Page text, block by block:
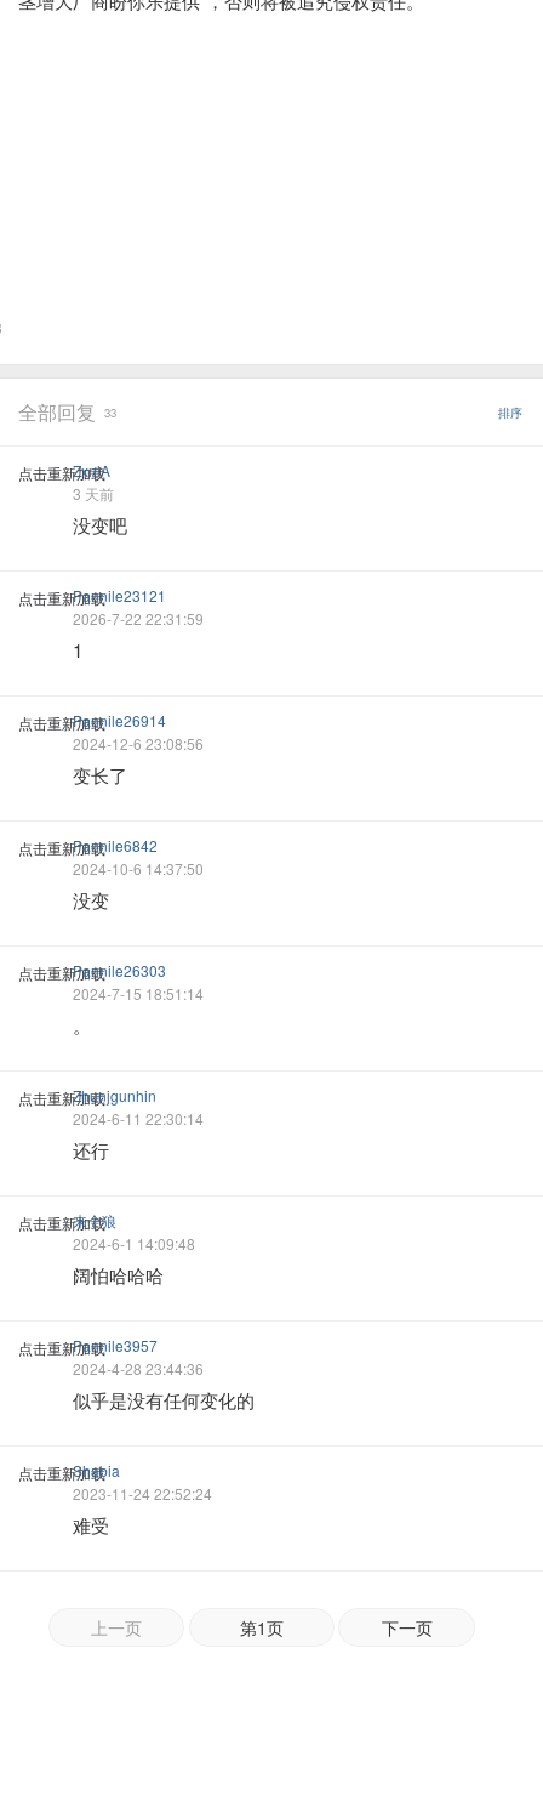
全部回复 33 排序
点击重新加载
ZxnlA
3 天前
没变吧
点击重新加载Pannile23121
2026-7-22 22:31:59
1
点击重新加载Pannile26914
2024-12-6 23:08:56
变长了
点击重新加载Pannile6842
2024-10-6 14:37:50
没变
点击重新加载Pannile26303
2024-7-15 18:51:14
。
点击重新加载Zhunjgunhin
2024-6-11 22:30:14
还行
点击重新加载
来个狼
2024-6-1 14:09:48
阔怕哈哈哈
点击重新加载Pannile3957
2024-4-28 23:44:36
似乎是没有任何变化的
点击重新加载
Shabia
2023-11-24 22:52:24
难受
上一页 第1页 下一页